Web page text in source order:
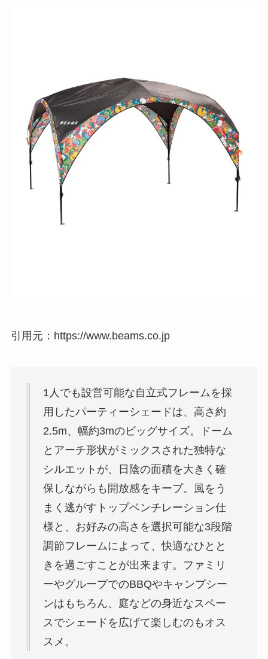
引用元：https://www.beams.co.jp
1人でも設営可能な自立式フレームを採
用したパーティーシェードは、高さ約
2.5m、幅約3mのビッグサイズ。ドーム
とアーチ形状がミックスされた独特な
シルエットが、日陰の面積を大きく確
保しながらも開放感をキープ。風をう
まく逃がすトップベンチレーション仕
様と、お好みの高さを選択可能な3段階
調節フレームによって、快適なひとと
きを過ごすことが出来ます。ファミリ
ーやグループでのBBQやキャンプシー
ンはもちろん、庭などの身近なスペー
スでシェードを広げて楽しむのもオス
スメ。